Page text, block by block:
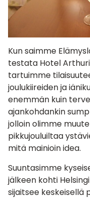
Kun saimme
testata Hotel
tartuimme
joulukiireiden ja
enemmän kuin
ajankohdankin
jolloin olimme
pikkujouluiltaa
mitä mainioin idea.
Suuntasimme
jälkeen kohti
sijaitsee keskeisellä